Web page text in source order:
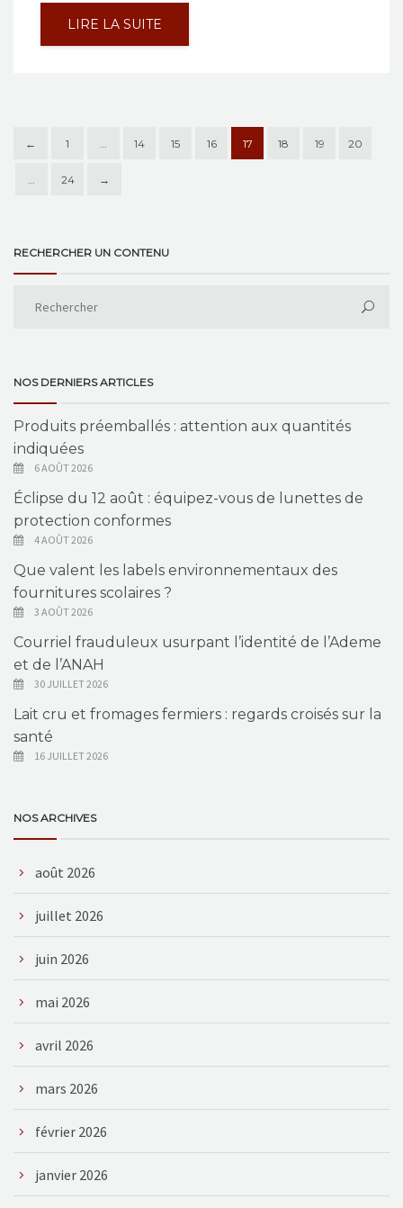
LIRE LA SUITE
← 1 … 14 15 16 17 18 19 20
… 24 →
RECHERCHER UN CONTENU
NOS DERNIERS ARTICLES
Produits préemballés : attention aux quantités
indiquées
6 AOÛT 2026
Éclipse du 12 août : équipez-vous de lunettes de
protection conformes
4 AOÛT 2026
Que valent les labels environnementaux des
fournitures scolaires ?
3 AOÛT 2026
Courriel frauduleux usurpant l’identité de l’Ademe
et de l’ANAH
30 JUILLET 2026
Lait cru et fromages fermiers : regards croisés sur la
santé
16 JUILLET 2026
NOS ARCHIVES
août 2026
juillet 2026
juin 2026
mai 2026
avril 2026
mars 2026
février 2026
janvier 2026